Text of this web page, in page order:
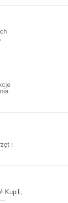
i
Kupili,